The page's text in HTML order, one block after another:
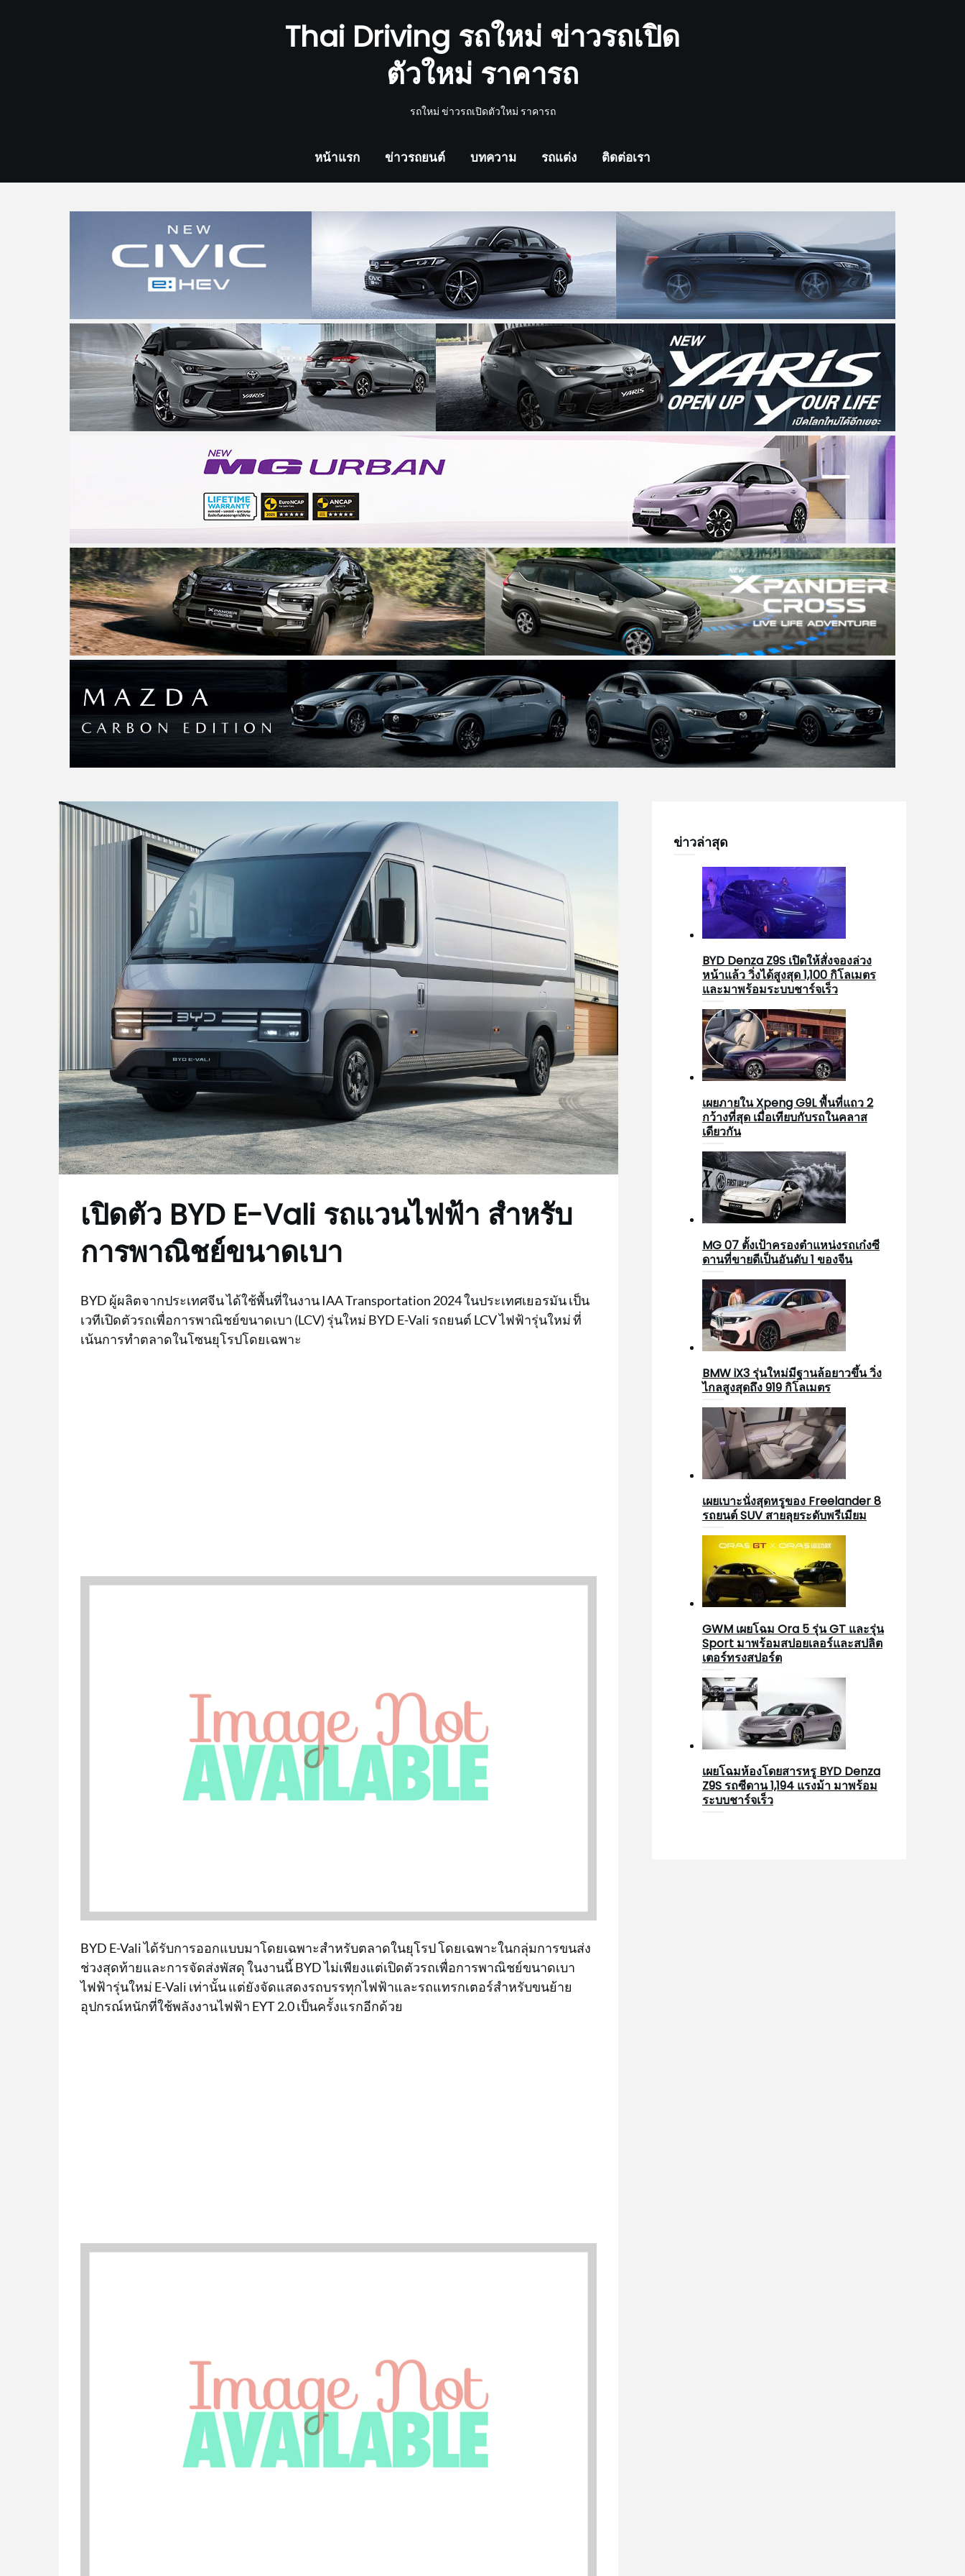
Thai Driving รถใหม่ ข่าวรถเปิด
ตัวใหม่ ราคารถ
รถใหม่ ข่าวรถเปิดตัวใหม่ ราคารถ
หน้าแรก ข่าวรถยนต์ บทความ รถแต่ง ติดต่อเรา
เปิดตัว BYD E-Vali รถแวนไฟฟ้า สำหรับ
การพาณิชย์ขนาดเบา
BYD ผู้ผลิตจากประเทศจีน ได้ใช้พื้นที่ในงาน IAA Transportation 2024 ในประเทศเยอรมัน เป็น
เวทีเปิดตัวรถเพื่อการพาณิชย์ขนาดเบา (LCV) รุ่นใหม่ BYD E-Vali รถยนต์ LCV ไฟฟ้ารุ่นใหม่ ที่
เน้นการทำตลาดในโซนยุโรปโดยเฉพาะ
BYD E-Vali ได้รับการออกแบบมาโดยเฉพาะสำหรับตลาดในยุโรป โดยเฉพาะในกลุ่มการขนส่ง
ช่วงสุดท้ายและการจัดส่งพัสดุ ในงานนี้ BYD ไม่เพียงแต่เปิดตัวรถเพื่อการพาณิชย์ขนาดเบา
ไฟฟ้ารุ่นใหม่ E-Vali เท่านั้น แต่ยังจัดแสดงรถบรรทุกไฟฟ้าและรถแทรกเตอร์สำหรับขนย้าย
อุปกรณ์หนักที่ใช้พลังงานไฟฟ้า EYT 2.0 เป็นครั้งแรกอีกด้วย
ข่าวล่าสุด
BYD Denza Z9S เปิดให้สั่งจองล่วง
หน้าแล้ว วิ่งได้สูงสุด 1,100 กิโลเมตร
และมาพร้อมระบบชาร์จเร็ว
เผยภายใน Xpeng G9L พื้นที่แถว 2
กว้างที่สุด เมื่อเทียบกับรถในคลาส
เดียวกัน
MG 07 ตั้งเป้าครองตำแหน่งรถเก๋งซี
ดานที่ขายดีเป็นอันดับ 1 ของจีน
BMW iX3 รุ่นใหม่มีฐานล้อยาวขึ้น วิ่ง
ไกลสูงสุดถึง 919 กิโลเมตร
เผยเบาะนั่งสุดหรูของ Freelander 8
รถยนต์ SUV สายลุยระดับพรีเมียม
GWM เผยโฉม Ora 5 รุ่น GT และรุ่น
Sport มาพร้อมสปอยเลอร์และสปลิต
เตอร์ทรงสปอร์ต
เผยโฉมห้องโดยสารหรู BYD Denza
Z9S รถซีดาน 1,194 แรงม้า มาพร้อม
ระบบชาร์จเร็ว